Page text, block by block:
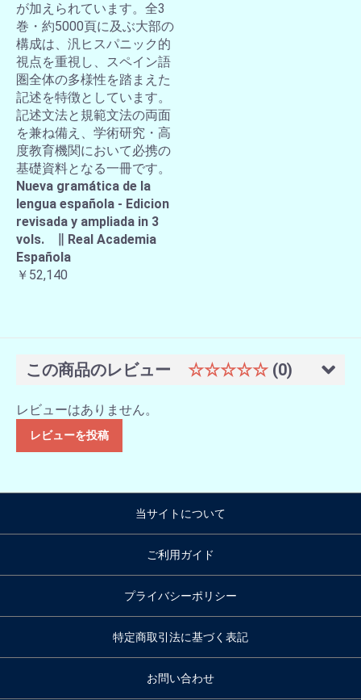
が加えられています。全3
巻・約5000頁に及ぶ大部の
構成は、汎ヒスパニック的
視点を重視し、スペイン語
圏全体の多様性を踏まえた
記述を特徴としています。
記述文法と規範文法の両面
を兼ね備え、学術研究・高
度教育機関において必携の
基礎資料となる一冊です。
Nueva gramática de la
lengua española - Edicion
revisada y ampliada in 3
vols. ∥ Real Academia
Española
￥52,140
この商品のレビュー ☆☆☆☆☆ (0)
レビューはありません。
レビューを投稿
当サイトについて
ご利用ガイド
プライバシーポリシー
特定商取引法に基づく表記
お問い合わせ